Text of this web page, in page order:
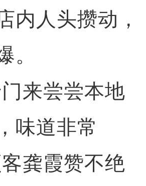
内人头攒动，
。
尝尝本地
味道非常
龚霞赞不绝